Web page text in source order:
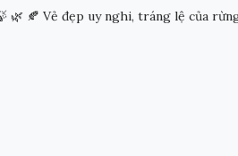
🍂 Vẻ đẹp uy nghi, tráng lệ của